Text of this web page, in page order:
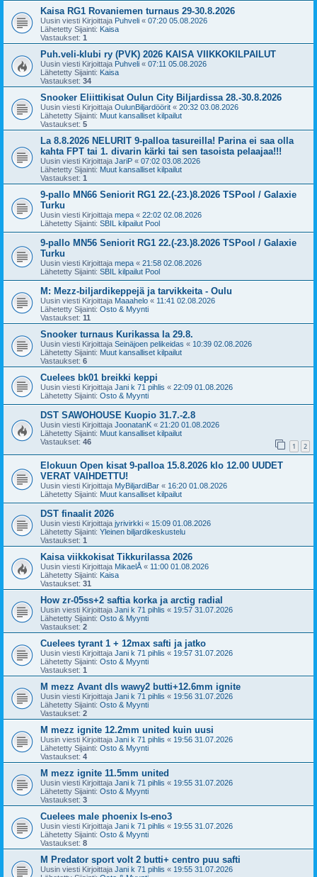
Kaisa RG1 Rovaniemen turnaus 29-30.8.2026
Uusin viesti Kirjoittaja Puhveli « 07:20 05.08.2026
Lähetetty Sijainti: Kaisa
Vastaukset: 1
Puh.veli-klubi ry (PVK) 2026 KAISA VIIKKOKILPAILUT
Uusin viesti Kirjoittaja Puhveli « 07:11 05.08.2026
Lähetetty Sijainti: Kaisa
Vastaukset: 34
Snooker Eliittikisat Oulun City Biljardissa 28.-30.8.2026
Uusin viesti Kirjoittaja OulunBiljardöörit « 20:32 03.08.2026
Lähetetty Sijainti: Muut kansalliset kilpailut
Vastaukset: 5
La 8.8.2026 NELURIT 9-palloa tasureilla! Parina ei saa olla
kahta FPT tai 1. divarin kärki tai sen tasoista pelaajaa!!!
Uusin viesti Kirjoittaja JariP « 07:02 03.08.2026
Lähetetty Sijainti: Muut kansalliset kilpailut
Vastaukset: 1
9-pallo MN66 Seniorit RG1 22.(-23.)8.2026 TSPool / Galaxie
Turku
Uusin viesti Kirjoittaja mepa « 22:02 02.08.2026
Lähetetty Sijainti: SBIL kilpailut Pool
9-pallo MN56 Seniorit RG1 22.(-23.)8.2026 TSPool / Galaxie
Turku
Uusin viesti Kirjoittaja mepa « 21:58 02.08.2026
Lähetetty Sijainti: SBIL kilpailut Pool
M: Mezz-biljardikeppejä ja tarvikkeita - Oulu
Uusin viesti Kirjoittaja Maaahelo « 11:41 02.08.2026
Lähetetty Sijainti: Osto & Myynti
Vastaukset: 11
Snooker turnaus Kurikassa la 29.8.
Uusin viesti Kirjoittaja Seinäjoen pelikeidas « 10:39 02.08.2026
Lähetetty Sijainti: Muut kansalliset kilpailut
Vastaukset: 6
Cuelees bk01 breikki keppi
Uusin viesti Kirjoittaja Jani k 71 pihlis « 22:09 01.08.2026
Lähetetty Sijainti: Osto & Myynti
DST SAWOHOUSE Kuopio 31.7.-2.8
Uusin viesti Kirjoittaja JoonatanK « 21:20 01.08.2026
Lähetetty Sijainti: Muut kansalliset kilpailut
Vastaukset: 46 1 2
Elokuun Open kisat 9-palloa 15.8.2026 klo 12.00 UUDET
VERAT VAIHDETTU!
Uusin viesti Kirjoittaja MyBiljardiBar « 16:20 01.08.2026
Lähetetty Sijainti: Muut kansalliset kilpailut
DST finaalit 2026
Uusin viesti Kirjoittaja jyrivirkki « 15:09 01.08.2026
Lähetetty Sijainti: Yleinen biljardikeskustelu
Vastaukset: 1
Kaisa viikkokisat Tikkurilassa 2026
Uusin viesti Kirjoittaja MikaelÅ « 11:00 01.08.2026
Lähetetty Sijainti: Kaisa
Vastaukset: 31
How zr-05ss+2 saftia korka ja arctig radial
Uusin viesti Kirjoittaja Jani k 71 pihlis « 19:57 31.07.2026
Lähetetty Sijainti: Osto & Myynti
Vastaukset: 2
Cuelees tyrant 1 + 12max safti ja jatko
Uusin viesti Kirjoittaja Jani k 71 pihlis « 19:57 31.07.2026
Lähetetty Sijainti: Osto & Myynti
Vastaukset: 1
M mezz Avant dls wawy2 butti+12.6mm ignite
Uusin viesti Kirjoittaja Jani k 71 pihlis « 19:56 31.07.2026
Lähetetty Sijainti: Osto & Myynti
Vastaukset: 2
M mezz ignite 12.2mm united kuin uusi
Uusin viesti Kirjoittaja Jani k 71 pihlis « 19:56 31.07.2026
Lähetetty Sijainti: Osto & Myynti
Vastaukset: 4
M mezz ignite 11.5mm united
Uusin viesti Kirjoittaja Jani k 71 pihlis « 19:55 31.07.2026
Lähetetty Sijainti: Osto & Myynti
Vastaukset: 3
Cuelees male phoenix ls-eno3
Uusin viesti Kirjoittaja Jani k 71 pihlis « 19:55 31.07.2026
Lähetetty Sijainti: Osto & Myynti
Vastaukset: 8
M Predator sport volt 2 butti+ centro puu safti
Uusin viesti Kirjoittaja Jani k 71 pihlis « 19:55 31.07.2026